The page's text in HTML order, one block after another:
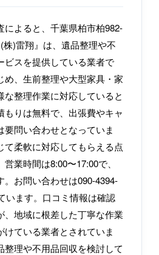
によると、千葉県柏市柏982-
)雷翔』は、遺品整理や不
ビスを提供している業者で
め、生前整理や大型家具・家
な整理作業に対応していると
もりは無料で、出張費やキャ
要問い合わせとなっていま
て柔軟に対応してもらえる点
業時間は8:00〜17:00で、
。お問い合わせは090-4394-
います。口コミ情報は確認
、地域に根差した丁寧な作業
けている業者とされていま
整理や不用品回収を検討して